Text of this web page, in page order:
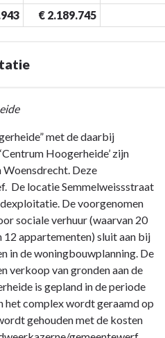
€ 2.189.745
met de daarbij
Hoogerheide’ zijn
Deze
De locatie Semmelweissstraat
De voorgenomen
sociale verhuur (waarvan 20
appartementen) sluit aan bij
in de woningbouwplanning. De
verkoop van gronden aan de
is gepland in de periode
het complex wordt geraamd op
gehouden met de kosten